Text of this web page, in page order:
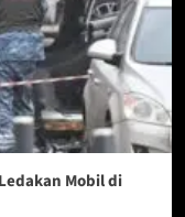
Mobil di